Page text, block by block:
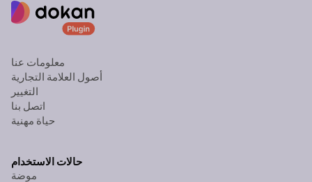
معلومات عنا
أصول العلامة التجارية
التغيير
اتصل بنا
حياة مهنية
حالات الاستخدام
موضة